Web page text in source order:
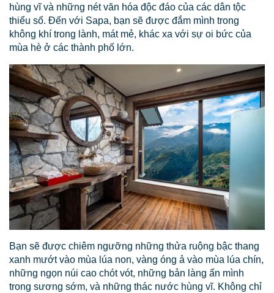
hùng vĩ và những nét văn hóa độc đáo của các dân tộc
thiểu số. Đến với Sapa, bạn sẽ được đắm mình trong
không khí trong lành, mát mẻ, khác xa với sự oi bức của
mùa hè ở các thành phố lớn.
Bạn sẽ được chiêm ngưỡng những thửa ruộng bậc thang
xanh mướt vào mùa lúa non, vàng óng ả vào mùa lúa chín,
những ngọn núi cao chót vót, những bản làng ẩn mình
trong sương sớm, và những thác nước hùng vĩ. Không chỉ